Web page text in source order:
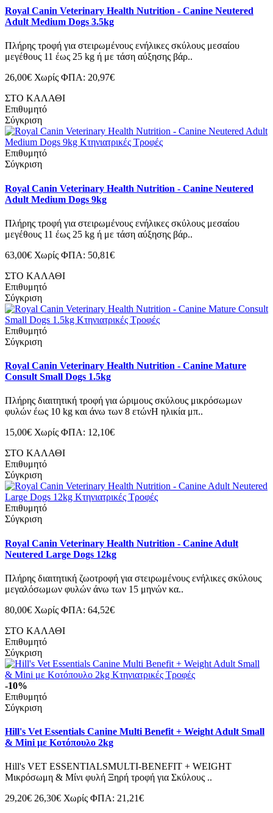
Royal Canin Veterinary Health Nutrition - Canine Neutered
Adult Medium Dogs 3.5kg
Πλήρης τροφή για στειρωμένους ενήλικες σκύλους μεσαίου
μεγέθους 11 έως 25 kg ή με τάση αύξησης βάρ..
26,00€ Χωρίς ΦΠΑ: 20,97€
ΣΤΟ ΚΑΛΑΘΙ
Επιθυμητό
Σύγκριση
Επιθυμητό
Σύγκριση
Royal Canin Veterinary Health Nutrition - Canine Neutered
Adult Medium Dogs 9kg
Πλήρης τροφή για στειρωμένους ενήλικες σκύλους μεσαίου
μεγέθους 11 έως 25 kg ή με τάση αύξησης βάρ..
63,00€ Χωρίς ΦΠΑ: 50,81€
ΣΤΟ ΚΑΛΑΘΙ
Επιθυμητό
Σύγκριση
Επιθυμητό
Σύγκριση
Royal Canin Veterinary Health Nutrition - Canine Mature
Consult Small Dogs 1.5kg
Πλήρης διαιτητική τροφή για ώριμους σκύλους μικρόσωμων
φυλών έως 10 kg και άνω των 8 ετώνΗ ηλικία μπ..
15,00€ Χωρίς ΦΠΑ: 12,10€
ΣΤΟ ΚΑΛΑΘΙ
Επιθυμητό
Σύγκριση
Επιθυμητό
Σύγκριση
Royal Canin Veterinary Health Nutrition - Canine Adult
Neutered Large Dogs 12kg
Πλήρης διαιτητική ζωοτροφή για στειρωμένους ενήλικες σκύλους
μεγαλόσωμων φυλών άνω των 15 μηνών κα..
80,00€ Χωρίς ΦΠΑ: 64,52€
ΣΤΟ ΚΑΛΑΘΙ
Επιθυμητό
Σύγκριση
-10%
Επιθυμητό
Σύγκριση
Hill's Vet Essentials Canine Multi Benefit + Weight Adult Small
& Mini με Κοτόπουλο 2kg
Hill's VET ESSENTIALSMULTI-BENEFIT + WEIGHT
Μικρόσωμη & Μίνι φυλή Ξηρή τροφή για Σκύλους ..
29,20€ 26,30€ Χωρίς ΦΠΑ: 21,21€